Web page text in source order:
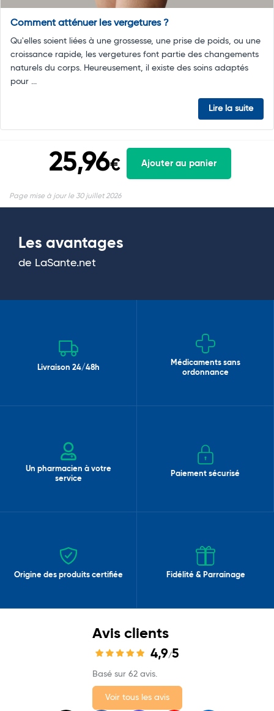
Comment atténuer les vergetures ?
Qu'elles soient liées à une grossesse, une prise de poids, ou une
croissance rapide, les vergetures font partie des changements
naturels du corps. Heureusement, il existe des soins adaptés
pour ...
Lire la suite
25,96€ Ajouter au panier
Page mise à jour le 30 juillet 2026
Les avantages
de LaSante.net
Livraison 24/48h
Médicaments sans
ordonnance
Un pharmacien à votre
service
Paiement sécurisé
Origine des produits certifiée Fidélité & Parrainage
Avis clients
4,9/5
Basé sur 62 avis.
Voir tous les avis